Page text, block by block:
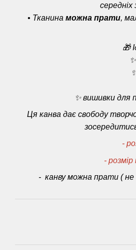
середніх
• Тканина можна прати,
🎁
✨ вишивки для
Ця канва дає свободу
-
-
- канву можна прати (